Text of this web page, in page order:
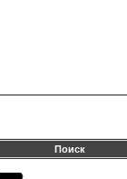
Поиск